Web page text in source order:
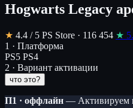
Hogwarts Legacy
★ 4.4 / 5 PS Store · 116 454 ★
1 · Платформа
PS5 PS4
2 · Вариант активации
что это?
П1 · оффлайн — Активируем